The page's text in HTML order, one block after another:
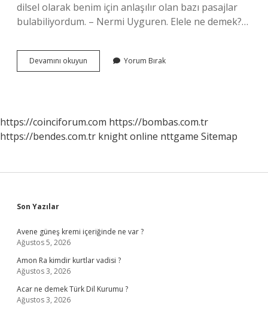
dilsel olarak benim için anlaşılır olan bazı pasajlar
bulabiliyordum. – Nermi Uyguren. Elele ne demek?…
Devamını okuyun
Ne
Yorum Bırak
https://coinciforum.com https://bombas.com.tr
https://bendes.com.tr knight online nttgame Sitemap
Sidebar
Son Yazılar
Avene güneş kremi içeriğinde ne var ?
Ağustos 5, 2026
Amon Ra kimdir kurtlar vadisi ?
Ağustos 3, 2026
Acar ne demek Türk Dil Kurumu ?
Ağustos 3, 2026